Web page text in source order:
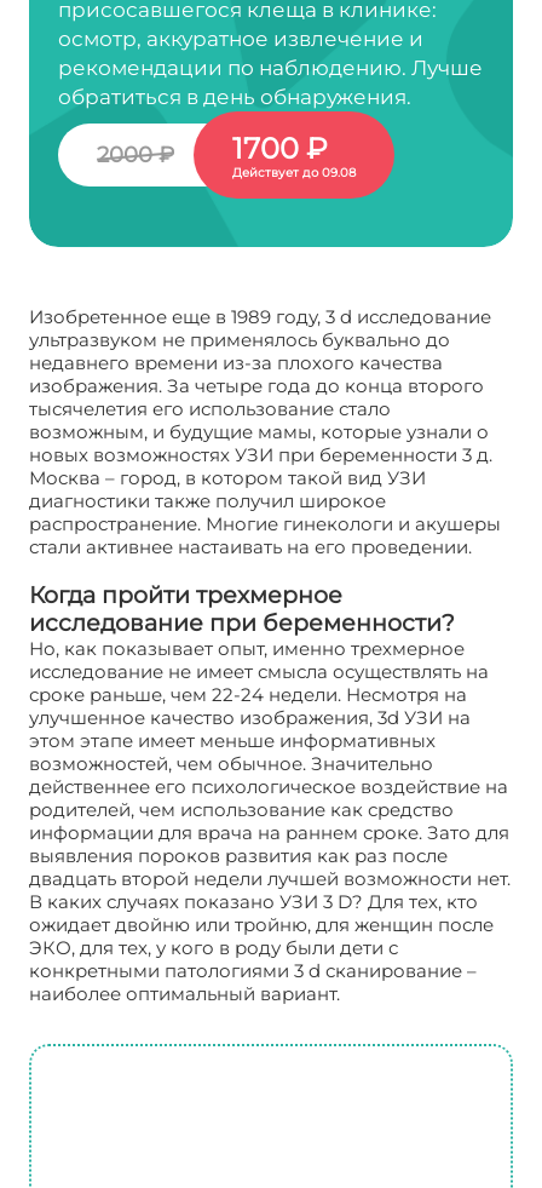
присосавшегося клеща в клинике:
осмотр, аккуратное извлечение и
рекомендации по наблюдению. Лучше
обратиться в день обнаружения.
2000 ₽ 1700 ₽
Действует до 09.08
Изобретенное еще в 1989 году, 3 d исследование
ультразвуком не применялось буквально до
недавнего времени из-за плохого качества
изображения. За четыре года до конца второго
тысячелетия его использование стало
возможным, и будущие мамы, которые узнали о
новых возможностях УЗИ при беременности 3 д.
Москва – город, в котором такой вид УЗИ
диагностики также получил широкое
распространение. Многие гинекологи и акушеры
стали активнее настаивать на его проведении.
Когда пройти трехмерное
исследование при беременности?
Но, как показывает опыт, именно трехмерное
исследование не имеет смысла осуществлять на
сроке раньше, чем 22-24 недели. Несмотря на
улучшенное качество изображения, 3d УЗИ на
этом этапе имеет меньше информативных
возможностей, чем обычное. Значительно
действеннее его психологическое воздействие на
родителей, чем использование как средство
информации для врача на раннем сроке. Зато для
выявления пороков развития как раз после
двадцать второй недели лучшей возможности нет.
В каких случаях показано УЗИ 3 D? Для тех, кто
ожидает двойню или тройню, для женщин после
ЭКО, для тех, у кого в роду были дети с
конкретными патологиями 3 d сканирование –
наиболее оптимальный вариант.